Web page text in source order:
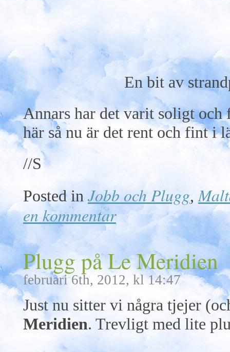
En bit av
Annars har det varit soligt och
här så nu är det rent och fint i
//S
Posted in Jobb och Plugg,
en kommentar
Plugg på Le Meridien
februari 6th, 2012, kl 14:47
Just nu sitter vi några tjejer
Meridien. Trevligt med lite